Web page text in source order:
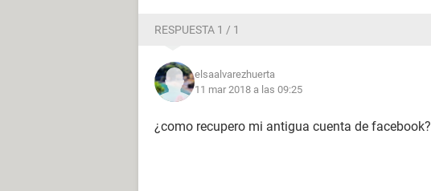
RESPUESTA 1 / 1
elsaalvarezhuerta
11 mar 2018 a las 09:25
¿como recupero mi antigua cuenta de facebook?